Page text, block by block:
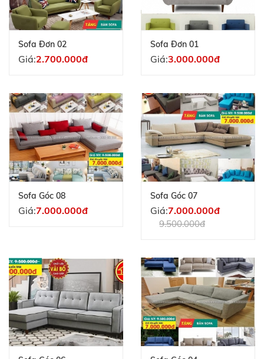
Sofa Đơn 02
Giá:2.700.000đ
Sofa Đơn 01
Giá:3.000.000đ
Sofa Góc 08
Giá:7.000.000đ
Sofa Góc 07
Giá:7.000.000đ
9.500.000đ